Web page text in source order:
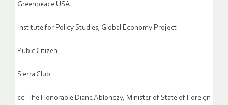
Greenpeace USA
Institute for Policy Studies, Global Economy Project
Pubic Citizen
Sierra Club
cc. The Honorable Diane Ablonczy, Minister of State of Foreign